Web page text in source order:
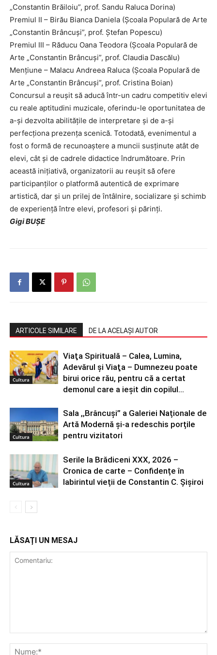
„Constantin Brăiloiu”, prof. Sandu Raluca Dorina)
Premiul II – Birău Bianca Daniela (Școala Populară de Arte
„Constantin Brâncuși”, prof. Ștefan Popescu)
Premiul III – Răducu Oana Teodora (Școala Populară de
Arte „Constantin Brâncuși”, prof. Claudia Dascălu)
Mențiune – Malacu Andreea Raluca (Școala Populară de
Arte „Constantin Brâncuși”, prof. Cristina Boian)
Concursul a reușit să aducă într-un cadru competitiv elevi
cu reale aptitudini muzicale, oferindu-le oportunitatea de
a-și dezvolta abilitățile de interpretare și de a-și
perfecționa prezența scenică. Totodată, evenimentul a
fost o formă de recunoaștere a muncii susținute atât de
elevi, cât și de cadrele didactice îndrumătoare. Prin
această inițiativă, organizatorii au reușit să ofere
participanților o platformă autentică de exprimare
artistică, dar și un prilej de întâlnire, socializare și schimb
de experiență între elevi, profesori și părinți.
Gigi BUȘE
ARTICOLE SIMILARE DE LA ACELAȘI AUTOR
Cultura
Viaţa Spirituală – Calea, Lumina,
Adevărul şi Viaţa – Dumnezeu poate
birui orice rău, pentru că a certat
demonul care a ieșit din copilul...
Cultura
Sala ,,Brâncuși” a Galeriei Naționale de
Artă Modernă și-a redeschis porțile
pentru vizitatori
Cultura
Serile la Brădiceni XXX, 2026 –
Cronica de carte – Confidențe în
labirintul vieții de Constantin C. Șișiroi
LĂSAȚI UN MESAJ